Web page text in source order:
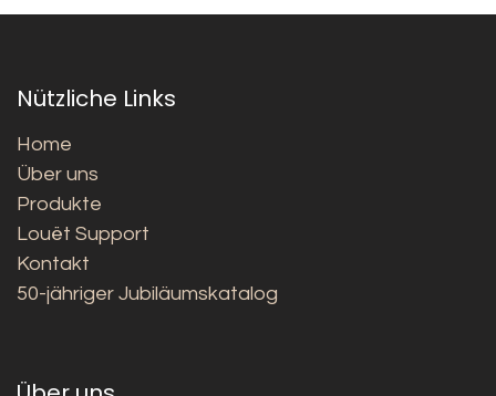
Nützliche Links
Home
Über uns
Produkte
Louët Support
Kontakt
50-jähriger Jubiläumskatalog